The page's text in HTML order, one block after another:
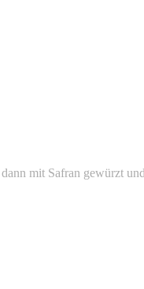
mit Safran gewürzt